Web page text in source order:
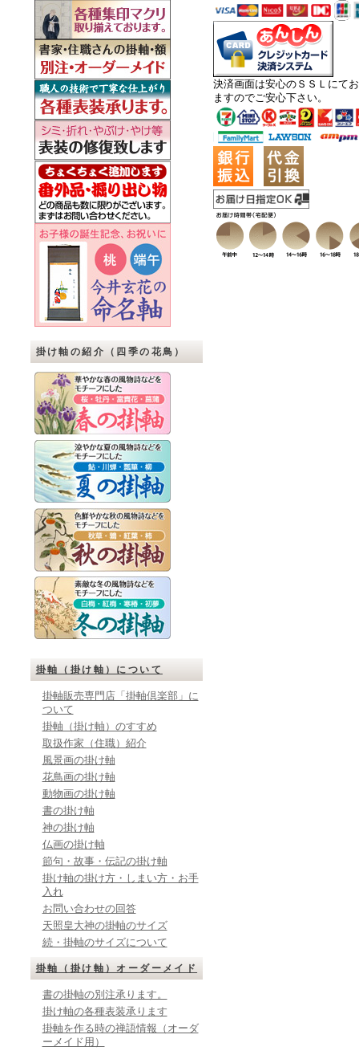
掛け軸の紹介（四季の花鳥）
掛軸（掛け軸）について
掛軸販売専門店「掛軸倶楽部」に
ついて
掛軸（掛け軸）のすすめ
取扱作家（住職）紹介
風景画の掛け軸
花鳥画の掛け軸
動物画の掛け軸
書の掛け軸
神の掛け軸
仏画の掛け軸
節句・故事・伝記の掛け軸
掛け軸の掛け方・しまい方・お手
入れ
お問い合わせの回答
天照皇大神の掛軸のサイズ
続・掛軸のサイズについて
掛軸（掛け軸）オーダーメイド
書の掛軸の別注承ります。
掛け軸の各種表装承ります
掛軸を作る時の禅語情報（オーダ
ーメイド用）
決済画面は安心のＳＳＬにて
ますのでご安心下さい。